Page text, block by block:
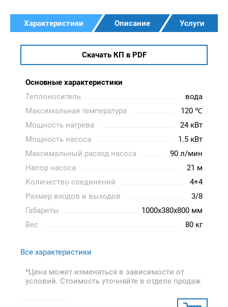
Характеристики Описание Услуги
Скачать КП в PDF
Основные характеристики
Теплоноситель
вода
Максимальная температура
120 ℃
Мощность нагрева
24 кВт
Мощность насоса
1.5 кВт
Максимальный расход насоса
90 л/мин
Напор насоса
21 м
Количество соединений
4+4
Размер входов и выходов
3/8
Габариты
1000x380x800 мм
Вес
80 кг
Все характеристики
*Цена может изменяться в зависимости от
условий. Стоимость уточняйте в отделе продаж